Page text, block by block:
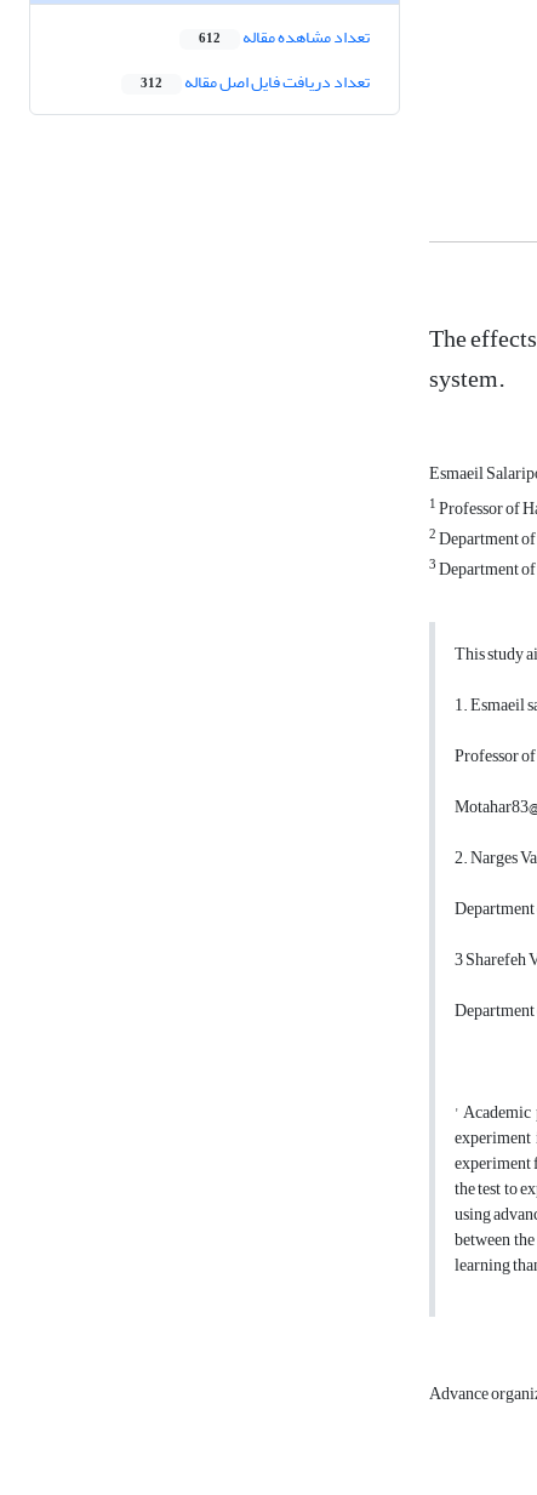
The
system.
Esmaeil
1Professor of
2Department
3Department
This study
1. Esmaeil
Professor
2. Narges
3 Sharefeh
'
experiment
the test to
using
between
learning
Advance
تعداد مشاهده مقاله 612
تعداد دریافت فایل اصل مقاله 312